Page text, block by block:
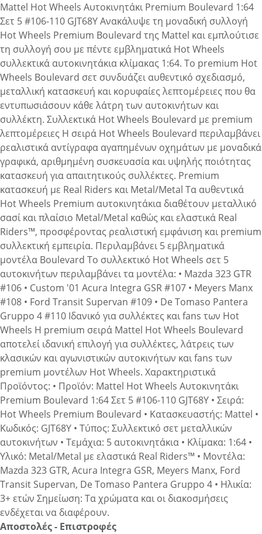
Mattel Hot Wheels Αυτοκινητάκι Premium Boulevard 1:64
Σετ 5 #106-110 GJT68Y Ανακάλυψε τη μοναδική συλλογή
Hot Wheels Premium Boulevard της Mattel και εμπλούτισε
τη συλλογή σου με πέντε εμβληματικά Hot Wheels
συλλεκτικά αυτοκινητάκια κλίμακας 1:64. Το premium Hot
Wheels Boulevard σετ συνδυάζει αυθεντικό σχεδιασμό,
μεταλλική κατασκευή και κορυφαίες λεπτομέρειες που θα
εντυπωσιάσουν κάθε λάτρη των αυτοκινήτων και
συλλέκτη. Συλλεκτικά Hot Wheels Boulevard με premium
λεπτομέρειες Η σειρά Hot Wheels Boulevard περιλαμβάνει
ρεαλιστικά αντίγραφα αγαπημένων οχημάτων με μοναδικά
γραφικά, αριθμημένη συσκευασία και υψηλής ποιότητας
κατασκευή για απαιτητικούς συλλέκτες. Premium
κατασκευή με Real Riders και Metal/Metal Τα αυθεντικά
Hot Wheels Premium αυτοκινητάκια διαθέτουν μεταλλικό
σασί και πλαίσιο Metal/Metal καθώς και ελαστικά Real
Riders™, προσφέροντας ρεαλιστική εμφάνιση και premium
συλλεκτική εμπειρία. Περιλαμβάνει 5 εμβληματικά
μοντέλα Boulevard Το συλλεκτικό Hot Wheels σετ 5
αυτοκινήτων περιλαμβάνει τα μοντέλα: • Mazda 323 GTR
#106 • Custom '01 Acura Integra GSR #107 • Meyers Manx
#108 • Ford Transit Supervan #109 • De Tomaso Pantera
Gruppo 4 #110 Ιδανικό για συλλέκτες και fans των Hot
Wheels Η premium σειρά Mattel Hot Wheels Boulevard
αποτελεί ιδανική επιλογή για συλλέκτες, λάτρεις των
κλασικών και αγωνιστικών αυτοκινήτων και fans των
premium μοντέλων Hot Wheels. Χαρακτηριστικά
Προϊόντος: • Προϊόν: Mattel Hot Wheels Αυτοκινητάκι
Premium Boulevard 1:64 Σετ 5 #106-110 GJT68Y • Σειρά:
Hot Wheels Premium Boulevard • Κατασκευαστής: Mattel •
Κωδικός: GJT68Y • Τύπος: Συλλεκτικό σετ μεταλλικών
αυτοκινήτων • Τεμάχια: 5 αυτοκινητάκια • Κλίμακα: 1:64 •
Υλικό: Metal/Metal με ελαστικά Real Riders™ • Μοντέλα:
Mazda 323 GTR, Acura Integra GSR, Meyers Manx, Ford
Transit Supervan, De Tomaso Pantera Gruppo 4 • Ηλικία:
3+ ετών Σημείωση: Τα χρώματα και οι διακοσμήσεις
ενδέχεται να διαφέρουν.
Αποστολές - Επιστροφές